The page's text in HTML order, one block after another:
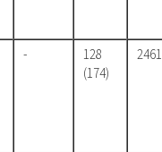
-
128
(174)
2461